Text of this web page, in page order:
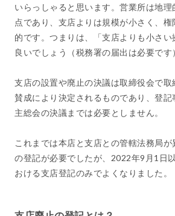
いらっしゃると思います。営業所は地
点であり、支店よりは規模が小さく、
的です。つまりは、「支店よりも小さ
良いでしょう（税務署の届出は必要です
支店の設置や廃止の決議は取締役会で
賛成により決定されるものであり、登
主総会の決議までは必要としません。
これまでは本店と支店との管轄法務局
の登記が必要でしたが、2022年9月1日
おける支店登記のみでよくなりました。